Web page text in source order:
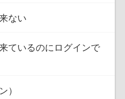
ない
ているのにログインで
）